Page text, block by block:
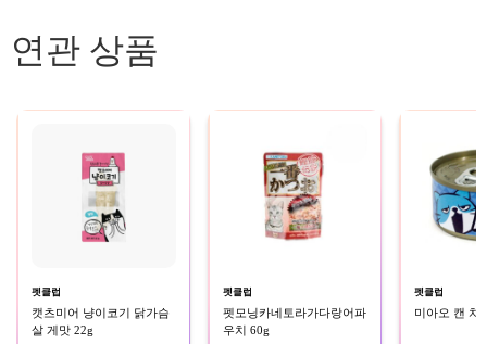
연관 상품
펫클럽
캣츠미어 냥이코기 닭가슴
살 게맛 22g
펫클럽
펫모닝카네토라가다랑어파
우치 60g
펫클럽
미아오 캔 치